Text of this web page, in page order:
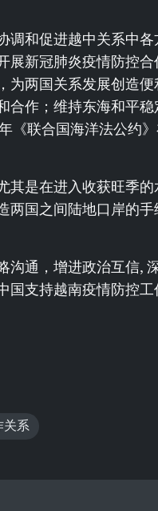
调和促进越中关系中
展新冠肺炎疫情防控
为两国关系发展创造
合作；维持东海和平
《联合国海洋法公约
是在进入收获旺季的
两国之间陆地口岸的
沟通，增进政治互信,
国支持越南疫情防控
关系